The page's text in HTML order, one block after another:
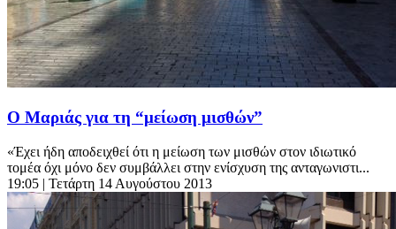
Ο Μαριάς για τη “μείωση μισθών”
«Έχει ήδη αποδειχθεί ότι η μείωση των μισθών στον ιδιωτικό
τομέα όχι μόνο δεν συμβάλλει στην ενίσχυση της ανταγωνιστι...
19:05 | Τετάρτη 14 Αυγούστου 2013